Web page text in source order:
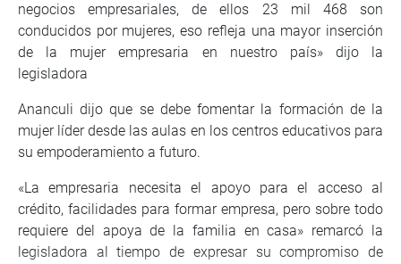
negocios empresariales, de ellos 23 mil 468 son
conducidos por mujeres, eso refleja una mayor inserción
de la mujer empresaria en nuestro país» dijo la
legisladora
Ananculi dijo que se debe fomentar la formación de la
mujer líder desde las aulas en los centros educativos para
su empoderamiento a futuro.
«La empresaria necesita el apoyo para el acceso al
crédito, facilidades para formar empresa, pero sobre todo
requiere del apoya de la familia en casa» remarcó la
legisladora al tiempo de expresar su compromiso de